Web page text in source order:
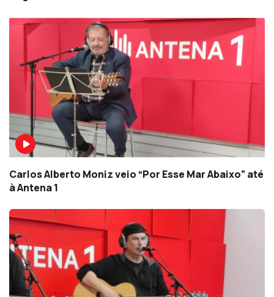
Carlos Alberto Moniz veio “Por Esse Mar Abaixo” até
à Antena 1